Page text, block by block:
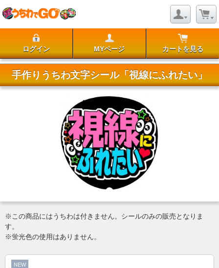
ログイン MYページ カートを見る
手作りうちわ文字シール「視線にふれたい」
※この商品にはうちわは付きません。シールのみの販売となりま
す。
※蛍光色の使用はありません。
NEW